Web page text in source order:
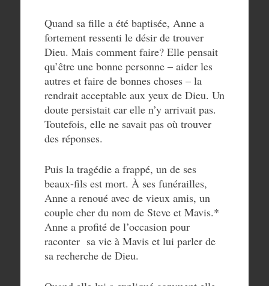
Quand sa fille a été baptisée, Anne a
fortement ressenti le désir de trouver
Dieu. Mais comment faire? Elle pensait
qu’être une bonne personne – aider les
autres et faire de bonnes choses – la
rendrait acceptable aux yeux de Dieu. Un
doute persistait car elle n’y arrivait pas.
Toutefois, elle ne savait pas où trouver
des réponses.
Puis la tragédie a frappé, un de ses
beaux-fils est mort. À ses funérailles,
Anne a renoué avec de vieux amis, un
couple cher du nom de Steve et Mavis.*
Anne a profité de l’occasion pour
raconter sa vie à Mavis et lui parler de
sa recherche de Dieu.